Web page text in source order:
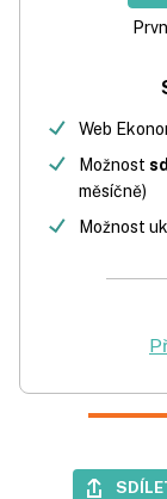
Web
Možnost
měsíčně)
Možnost